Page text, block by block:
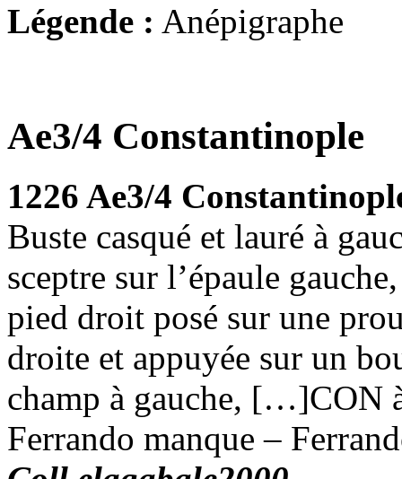
Légende : Anépigraphe
Ae3/4 Constantinople
1226 Ae3/4
Buste casqué et lauré à
sceptre sur l’épaule
pied droit posé sur une
droite et appuyée sur un
champ à gauche, […]CON
Ferrando manque –